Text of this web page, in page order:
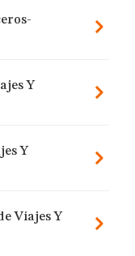
Y
Y
Viajes Y